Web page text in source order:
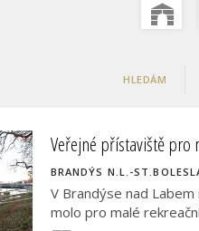
HLEDÁM
Veřejné přístaviště pro
BRANDÝS N.L.-
V Brandýse nad
molo pro malé